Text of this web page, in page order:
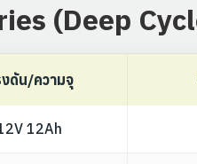
(Deep
ดัน/ความจุ
12Ah